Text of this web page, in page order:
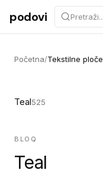
Preskoči na sadržaj
podovi
Početna/Tekstilne ploče
Teal525
BLOQ
Teal